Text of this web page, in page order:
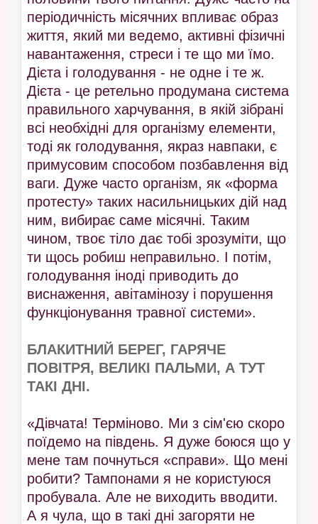
періодичність місячних впливає образ
життя, який ми ведемо, активні фізичні
навантаження, стреси і те що ми їмо.
Дієта і голодування - не одне і те ж.
Дієта - це ретельно продумана система
правильного харчування, в якій зібрані
всі необхідні для організму елементи,
тоді як голодування, якраз навпаки, є
примусовим способом позбавлення від
ваги. Дуже часто організм, як «форма
протесту» таких насильницьких дій над
ним, вибирає саме місячні. Таким
чином, твоє тіло дає тобі зрозуміти, що
ти щось робиш неправильно. І потім,
голодування іноді приводить до
виснаження, авітамінозу і порушення
функціонування травної системи».
БЛАКИТНИЙ БЕРЕГ, ГАРЯЧЕ
ПОВІТРЯ, ВЕЛИКІ ПАЛЬМИ, А ТУТ
ТАКІ ДНІ.
«Дівчата! Терміново. Ми з сім'єю скоро
поїдемо на південь. Я дуже боюся що у
мене там почнуться «справи». Що мені
робити? Тампонами я не користуюся
пробувала. Але не виходить вводити.
А я чула, що в такі дні загоряти не